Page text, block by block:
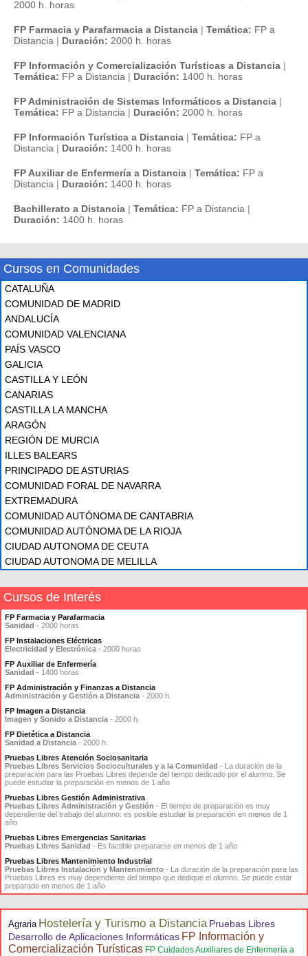
2000 h. horas
FP Farmacia y Parafarmacia a Distancia | Temática: FP a
Distancia | Duración: 2000 h. horas
FP Información y Comercialización Turísticas a Distancia |
Temática: FP a Distancia | Duración: 1400 h. horas
FP Administración de Sistemas Informáticos a Distancia |
Temática: FP a Distancia | Duración: 2000 h. horas
FP Información Turística a Distancia | Temática: FP a
Distancia | Duración: 1400 h. horas
FP Auxiliar de Enfermería a Distancia | Temática: FP a
Distancia | Duración: 1400 h. horas
Bachillerato a Distancia | Temática: FP a Distancia |
Duración: 1400 h. horas
Cursos en Comunidades
CATALUÑA
COMUNIDAD DE MADRID
ANDALUCÍA
COMUNIDAD VALENCIANA
PAÍS VASCO
GALICIA
CASTILLA Y LEÓN
CANARIAS
CASTILLA LA MANCHA
ARAGÓN
REGIÓN DE MURCIA
ILLES BALEARS
PRINCIPADO DE ASTURIAS
COMUNIDAD FORAL DE NAVARRA
EXTREMADURA
COMUNIDAD AUTÓNOMA DE CANTABRIA
COMUNIDAD AUTÓNOMA DE LA RIOJA
CIUDAD AUTONOMA DE CEUTA
CIUDAD AUTONOMA DE MELILLA
Cursos de Interés
FP Farmacia y Parafarmacia
Sanidad - 2000 horas
FP Instalaciones Eléctricas
Electricidad y Electrónica - 2000 horas
FP Auxiliar de Enfermería
Sanidad - 1400 horas
FP Administración y Finanzas a Distancia
Administración y Gestión a Distancia - 2000 h.
FP Imagen a Distancia
Imagen y Sonido a Distancia - 2000 h.
FP Dietética a Distancia
Sanidad a Distancia - 2000 h.
Pruebas Libres Atención Sociosanitaria
Pruebas Libres Servicios Socioculturales y a la Comunidad - La duración de la
preparación para las Pruebas Libres depende del tiempo dedicado por el alumno. Se
puede estudiar la preparación en menos de 1 año
Pruebas Libres Gestión Administrativa
Pruebas Libres Administración y Gestión - El tiempo de preparación es muy
dependiente del trabajo del alumno: es posible estudiar la preparación en menos de 1
año
Pruebas Libres Emergencias Sanitarias
Pruebas Libres Sanidad - Es factible prepararse en menos de 1 año
Pruebas Libres Mantenimiento Industrial
Pruebas Libres Instalación y Mantenimiento - La duración de la preparación para las
Pruebas Libres es muy dependiente del tiempo que dedique el alumno. Se puede estar
preparado en menos de 1 año
Agraria Hostelería y Turismo a Distancia Pruebas Libres
Desarrollo de Aplicaciones Informáticas FP Información y
Comercialización Turísticas FP Cuidados Auxiliares de Enfermería a